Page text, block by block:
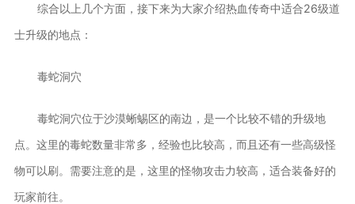
综合以上几个方面，接下来为大家介绍热血传奇中适合26级道
士升级的地点：
毒蛇洞穴
毒蛇洞穴位于沙漠蜥蜴区的南边，是一个比较不错的升级地
点。这里的毒蛇数量非常多，经验也比较高，而且还有一些高级怪
物可以刷。需要注意的是，这里的怪物攻击力较高，适合装备好的
玩家前往。